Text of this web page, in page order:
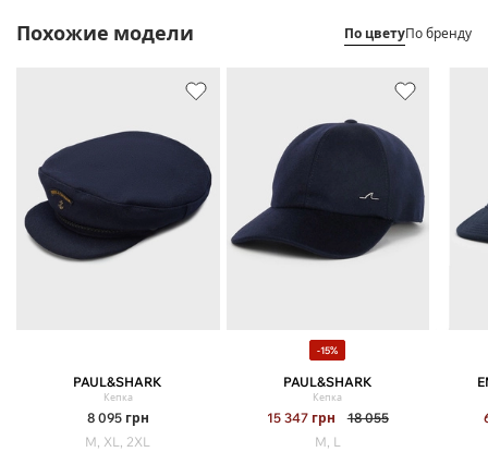
Похожие модели По цветуПо бренду
PAUL&SHARK
Кепка
8 095 грн
M, XL, 2XL
-15%
PAUL&SHARK
Кепка
15 347 грн
18 055
M, L